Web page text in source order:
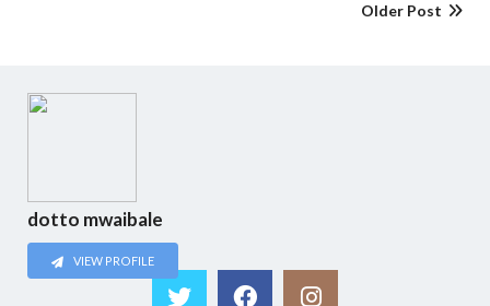
Older Post
dotto mwaibale
VIEW PROFILE